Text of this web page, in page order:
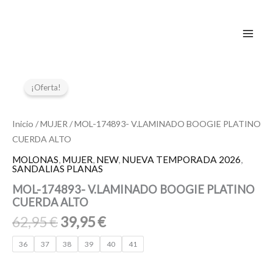
¡Oferta!
Inicio /MUJER / MOL-174893- V.LAMINADO BOOGIE PLATINO
CUERDA ALTO
MOLONAS, MUJER, NEW, NUEVA TEMPORADA 2026,
SANDALIAS PLANAS
MOL-174893- V.LAMINADO BOOGIE PLATINO
CUERDA ALTO
62,95€
era:
62,95 €.
39,95€
es:
36 37 38 39 40 41
174893-
V.LAMINADO
PLATINO
ALTO
cantidad